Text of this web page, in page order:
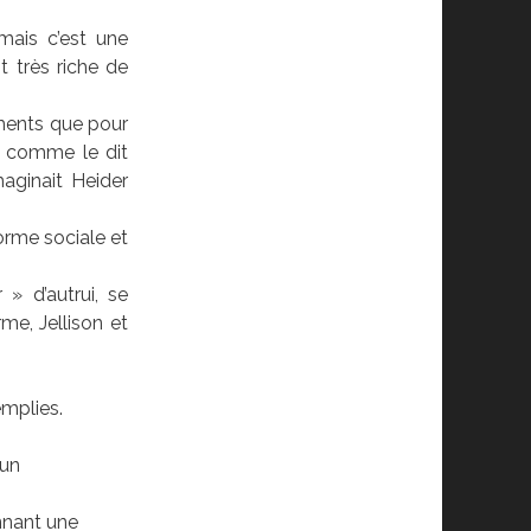
c’est une
très riche de
que pour
comme le dit
Heider
sociale et
d’autrui, se
Jellison et
une